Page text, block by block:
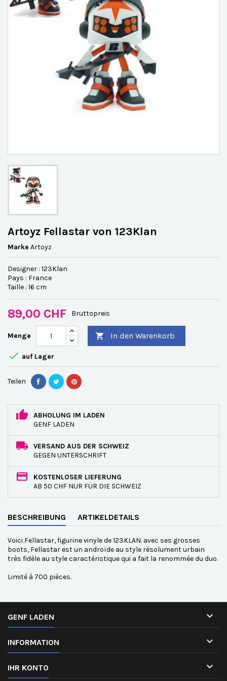
Artoyz Fellastar von 123Klan
Marke Artoyz
Designer : 123Klan
Pays : France
Taille : 16 cm
89,00 CHF Bruttopreis
Menge  In den Warenkorb
 auf Lager
Teilen
ABHOLUNG IM LADEN
GENF LADEN
VERSAND AUS DER SCHWEIZ
GEGEN UNTERSCHRIFT
KOSTENLOSER LIEFERUNG
AB 50 CHF NUR FÜR DIE SCHWEIZ
BESCHREIBUNG ARTIKELDETAILS
Voici Fellastar, figurine vinyle de 123KLAN. avec ses grosses
boots, Fellastar est un androïde au style résolument urbain
très fidèle au style caractéristique qui a fait la renommée du duo.
Limité à 700 pièces.
GENF LADEN 
INFORMATION 
IHR KONTO 